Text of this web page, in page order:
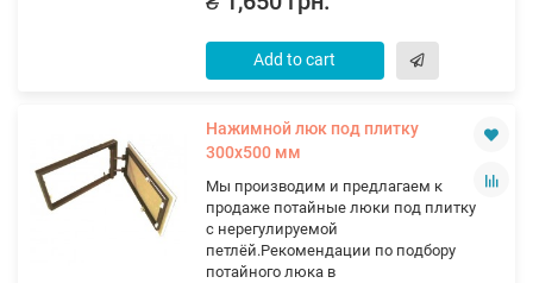
Add to cart
Нажимной люк под плитку
300х500 мм
Мы производим и предлагаем к
продаже потайные люки под плитку
с нерегулируемой
петлёй.Рекомендации по подбору
потайного люка в